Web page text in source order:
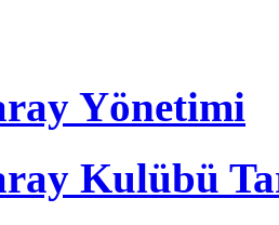
Yönetimi
Kulübü